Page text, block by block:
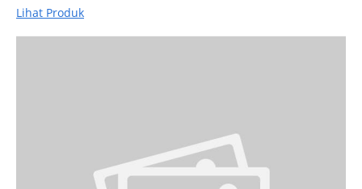
Lihat Produk